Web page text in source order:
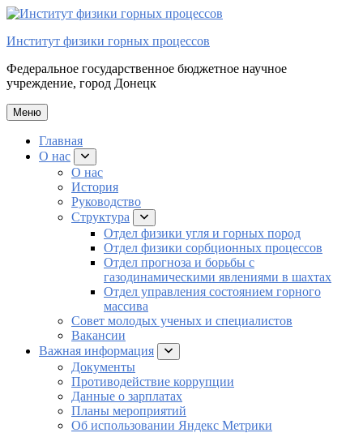
Перейти
содержимому
Институт физики горных процессов
Федеральное государственное бюджетное научное
учреждение, город Донецк
Меню
Главная
О нас
подменю
О нас
История
Руководство
Структура
подменю
Отдел физики угля и горных пород
Отдел физики сорбционных процессов
Отдел прогноза и борьбы с
газодинамическими явлениями в шахтах
Отдел управления состоянием горного
массива
Совет молодых ученых и специалистов
Вакансии
Важная информация
подменю
Документы
Противодействие коррупции
Данные о зарплатах
Планы мероприятий
Об использовании Яндекс Метрики